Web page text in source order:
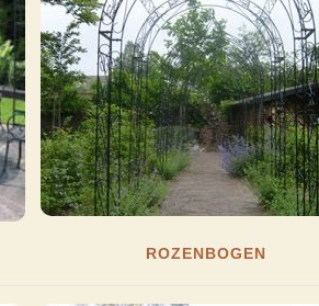
ROZENBOGEN